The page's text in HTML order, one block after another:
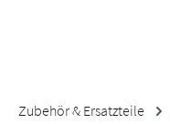
Zubehör & Ersatzteile